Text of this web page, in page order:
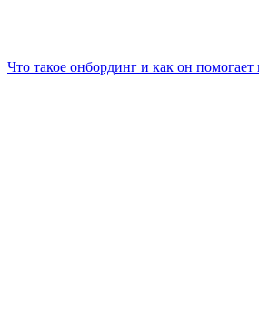
Что такое онбординг и как он